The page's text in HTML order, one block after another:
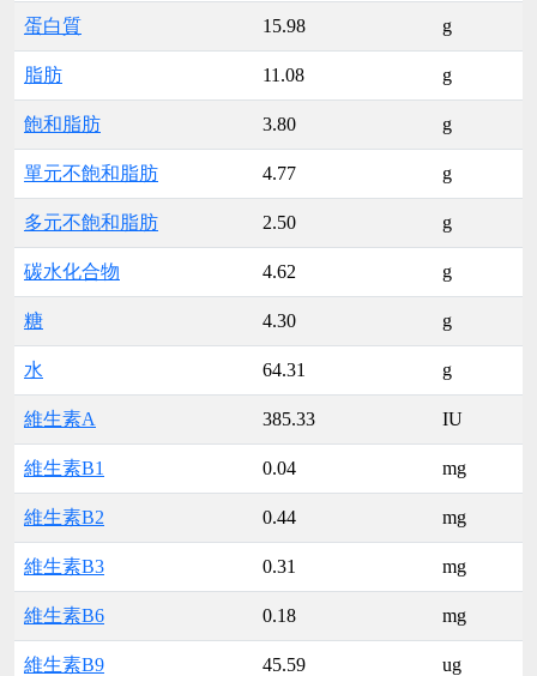
蛋白質 15.98 g
脂肪 11.08 g
飽和脂肪 3.80 g
單元不飽和脂肪 4.77 g
多元不飽和脂肪 2.50 g
碳水化合物 4.62 g
糖 4.30 g
水 64.31 g
維生素A 385.33 IU
維生素B1 0.04 mg
維生素B2 0.44 mg
維生素B3 0.31 mg
維生素B6 0.18 mg
維生素B9 45.59 ug